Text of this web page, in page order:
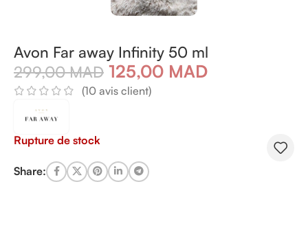
Avon Far away Infinity 50 ml
299,00MAD 125,00 MAD
(10 avis client)
Rupture de stock
Share: